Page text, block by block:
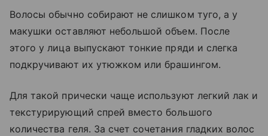
Волосы обычно собирают не слишком туго, а у
макушки оставляют небольшой объем. После
этого у лица выпускают тонкие пряди и слегка
подкручивают их утюжком или брашингом.
Для такой прически чаще используют легкий лак и
текстурирующий спрей вместо большого
количества геля. За счет сочетания гладких волос